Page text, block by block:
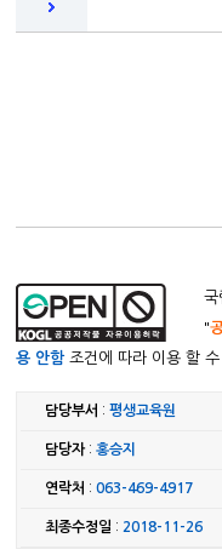
국
"
용 안함조건에 따라 이용 할 수
담당부서 :평생교육원
담당자:홍승지
연락처 :063-469-4917
최종수정일 : 2018-11-26